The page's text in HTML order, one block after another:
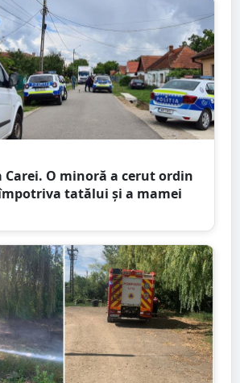
Carei. O minoră a cerut ordin
tatălui și a mamei